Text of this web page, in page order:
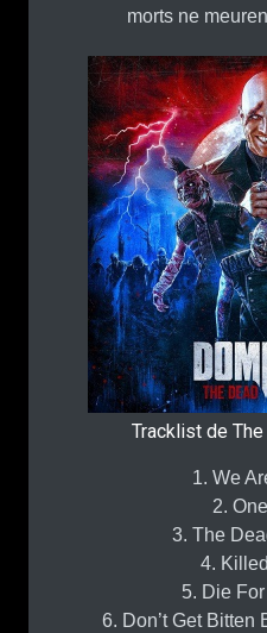
morts ne
Tracklist de The
1. We
2.
3. The
4.
5. Die
6. Don’t Get Bitten